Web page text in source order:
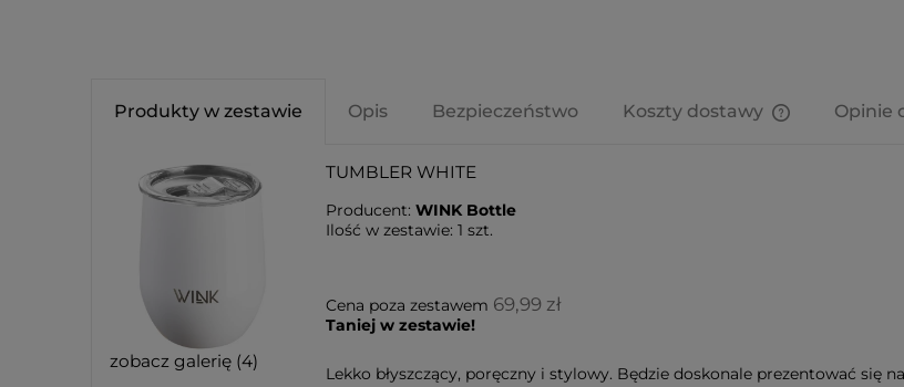
Produkty w zestawie Opis Bezpieczeństwo Koszty dostawy Opinie
zobacz galerię (4)
TUMBLER WHITE
Producent:WINK Bottle
Ilość w zestawie:1 szt.
Cena poza zestawem 69,99 zł
Taniej w zestawie!
Lekko błyszczący, poręczny i stylowy. Będzie doskonale prezentować się